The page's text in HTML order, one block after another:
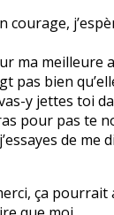
courage,
ma meilleure
pas bien
y jettes toi
pour pas te
de me
ça